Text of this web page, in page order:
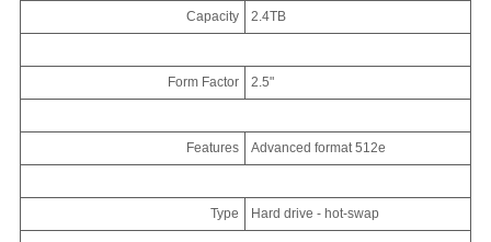
Capacity 2.4TB
Form Factor 2.5"
Features Advanced format 512e
Type Hard drive - hot-swap